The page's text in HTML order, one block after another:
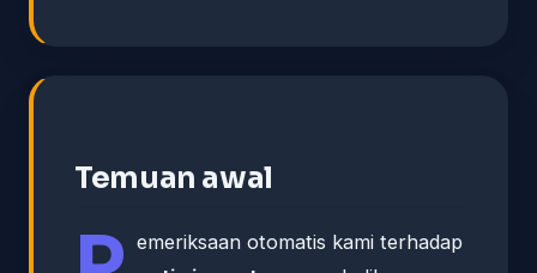
Temuan awal
emeriksaan otomatis kami terhadap